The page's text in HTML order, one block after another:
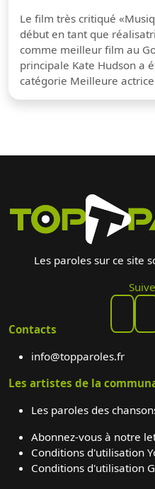
Le film très critiqué
début en tant que
comme meilleur film au
principale Kate Hudson a
catégorie Meilleure
Les paroles sur ce site
Contacts
info@topparoles.fr
Les artistes de la
Les paroles des
Abonnez-vous à notre
Conditions d'utilisation
Conditions d'utilisation